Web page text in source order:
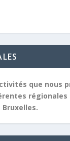
que nous
régionales